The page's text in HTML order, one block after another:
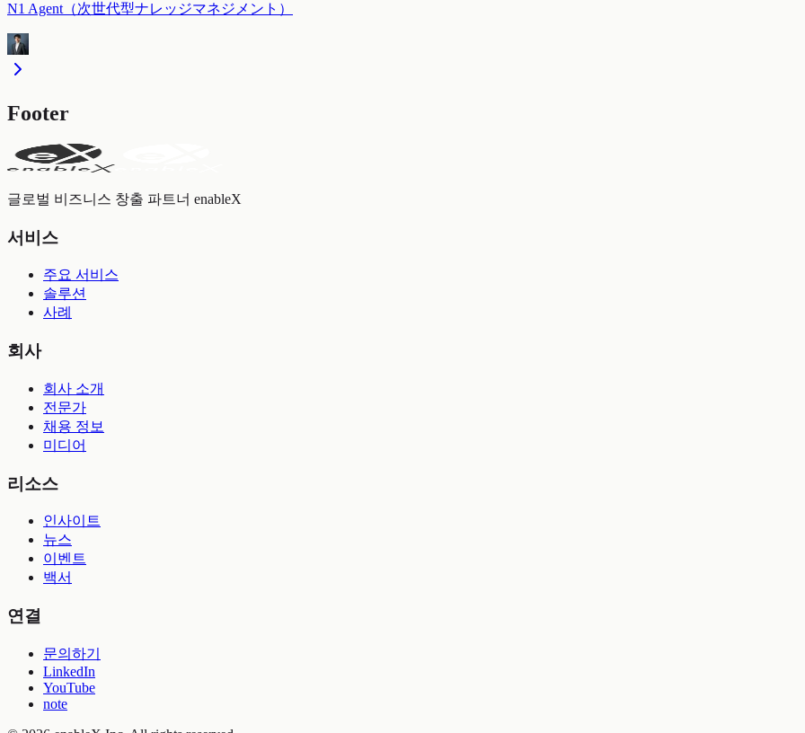
N1 Agent（次世代型ナレッジマネジメント）
Footer
글로벌 비즈니스 창출 파트너 enableX
서비스
주요 서비스
솔루션
사례
회사
회사 소개
전문가
채용 정보
미디어
리소스
인사이트
뉴스
이벤트
백서
연결
문의하기
LinkedIn
YouTube
note